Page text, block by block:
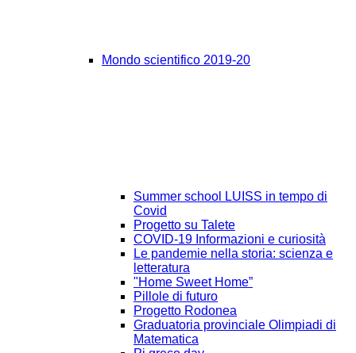
Mondo scientifico 2019-20
Summer school LUISS in tempo di
Covid
Progetto su Talete
COVID-19 Informazioni e curiosità
Le pandemie nella storia: scienza e
letteratura
"Home Sweet Home”
Pillole di futuro
Progetto Rodonea
Graduatoria provinciale Olimpiadi di
Matematica